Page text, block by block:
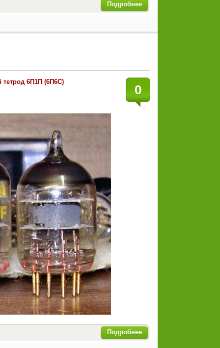
Подробнее
0
тетрод 6П1П (6П6С)
Подробнее